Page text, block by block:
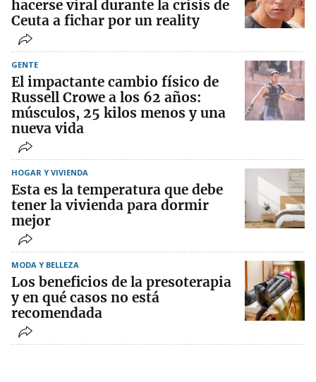
hacerse viral durante la crisis de
Ceuta a fichar por un reality
GENTE
El impactante cambio físico de
Russell Crowe a los 62 años:
músculos, 25 kilos menos y una
nueva vida
HOGAR Y VIVIENDA
Esta es la temperatura que debe
tener la vivienda para dormir
mejor
MODA Y BELLEZA
Los beneficios de la presoterapia
y en qué casos no está
recomendada